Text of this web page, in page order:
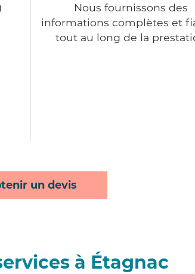
Nous fournissons des
informations complètes et
tout au long de la
un devis
à Étagnac